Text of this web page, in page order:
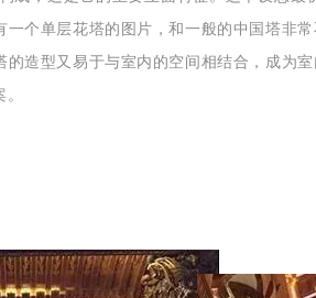
一个单层花塔的图片，和一般的中国塔非
的造型又易于与室内的空间相结合，成为